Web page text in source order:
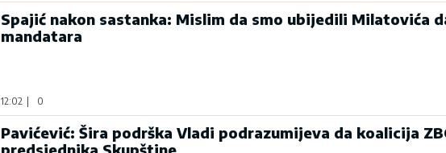
Spajić nakon sastanka: Mislim da smo ubijedili Milatovića
mandatara
12:02 0
Pavićević: Šira podrška Vladi podrazumijeva da koalicija